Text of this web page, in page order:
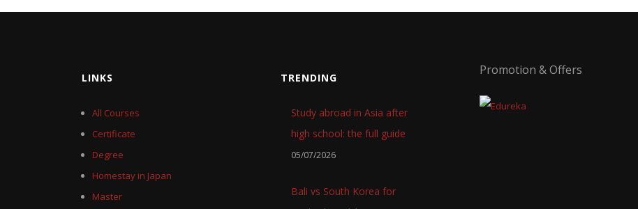
LINKS
All Courses
Certificate
Degree
Homestay in Japan
Master
TRENDING
Study abroad in Asia after
high school: the full guide
05/07/2026
Bali vs South Korea for
Promotion & Offers